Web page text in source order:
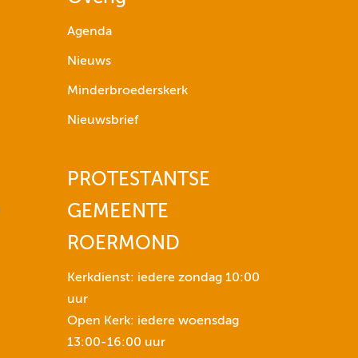
p
l
t
s
n
o
h
e
t
v
Agenda
Nieuws
Minderbroederskerk
Nieuwsbrief
PROTESTANTSE
GEMEENTE
ROERMOND
Kerkdienst: iedere zondag 10:00
uur
Open Kerk: iedere woensdag
13:00-16:00 uur